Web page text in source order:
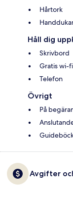
Hårtork
Håll dig
Skrivbord
Gratis wi-fi
Telefon
Övrigt
På
Avgifter